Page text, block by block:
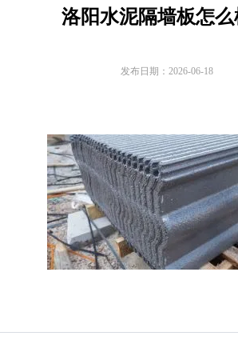
洛阳水泥隔墙板怎么
发布日期：2026-06-18